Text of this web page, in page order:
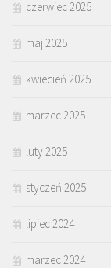
czerwiec 2025
maj 2025
kwiecień 2025
marzec 2025
luty 2025
styczeń 2025
lipiec 2024
marzec 2024